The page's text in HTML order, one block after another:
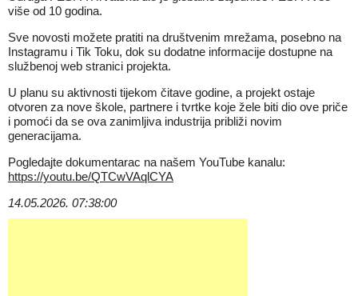
više od 10 godina.
Sve novosti možete pratiti na društvenim mrežama, posebno na
Instagramu i Tik Toku, dok su dodatne informacije dostupne na
službenoj web stranici projekta.
U planu su aktivnosti tijekom čitave godine, a projekt ostaje
otvoren za nove škole, partnere i tvrtke koje žele biti dio ove priče
i pomoći da se ova zanimljiva industrija približi novim
generacijama.
Pogledajte dokumentarac na našem YouTube kanalu:
https://youtu.be/QTCwVAqlCYA
14.05.2026. 07:38:00